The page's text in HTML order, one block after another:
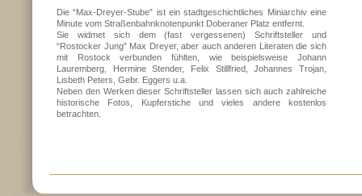
Die “Max-Dreyer-Stube” ist ein stadtgeschichtliches Miniarchiv eine
Minute vom Straßenbahnknotenpunkt Doberaner Platz entfernt.
Sie widmet sich dem (fast vergessenen) Schriftsteller und
“Rostocker Jung” Max Dreyer, aber auch anderen Literaten die sich
mit Rostock verbunden fühlten, wie beispielsweise Johann
Lauremberg, Hermine Stender, Felix Stillfried, Johannes Trojan,
Lisbeth Peters, Gebr. Eggers u.a.
Neben den Werken dieser Schriftsteller lassen sich auch zahlreiche
historische Fotos, Kupferstiche und vieles andere kostenlos
betrachten.